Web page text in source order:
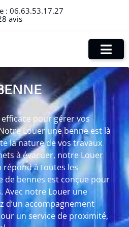
: 06.63.53.17.27
avis
pour gérer vos
Louer une benne est là
la nature de vos travaux
à évacuer, notre Louer
répond à toutes les
de bennes est conçue pour
Avec notre Louer une
d’un accompagnement
un service de proximité,